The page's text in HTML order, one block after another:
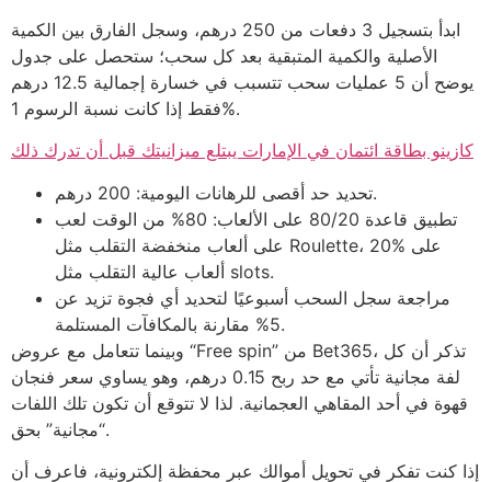
ابدأ بتسجيل 3 دفعات من 250 درهم، وسجل الفارق بين الكمية
الأصلية والكمية المتبقية بعد كل سحب؛ ستحصل على جدول
يوضح أن 5 عمليات سحب تتسبب في خسارة إجمالية 12.5 درهم
فقط إذا كانت نسبة الرسوم 1%.
كازينو بطاقة ائتمان في الإمارات يبتلع ميزانيتك قبل أن تدرك ذلك
تحديد حد أقصى للرهانات اليومية: 200 درهم.
تطبيق قاعدة 80/20 على الألعاب: 80% من الوقت لعب
على ألعاب منخفضة التقلب مثل Roulette، 20% على
ألعاب عالية التقلب مثل slots.
مراجعة سجل السحب أسبوعيًا لتحديد أي فجوة تزيد عن
5% مقارنة بالمكافآت المستلمة.
وبينما تتعامل مع عروض “Free spin” من Bet365، تذكر أن كل
لفة مجانية تأتي مع حد ربح 0.15 درهم، وهو يساوي سعر فنجان
قهوة في أحد المقاهي العجمانية. لذا لا تتوقع أن تكون تلك اللفات
“مجانية” بحق.
إذا كنت تفكر في تحويل أموالك عبر محفظة إلكترونية، فاعرف أن